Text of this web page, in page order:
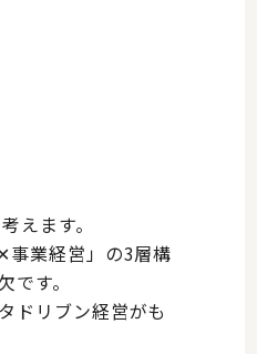
えます。
事業経営」の3層構
す。
ドリブン経営がも